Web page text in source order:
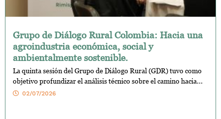
Grupo de Diálogo Rural Colombia: Hacia una
agroindustria económica, social y
ambientalmente sostenible.
La quinta sesión del Grupo de Diálogo Rural (GDR) tuvo como
objetivo profundizar el análisis técnico sobre el camino hacia...
02/07/2026